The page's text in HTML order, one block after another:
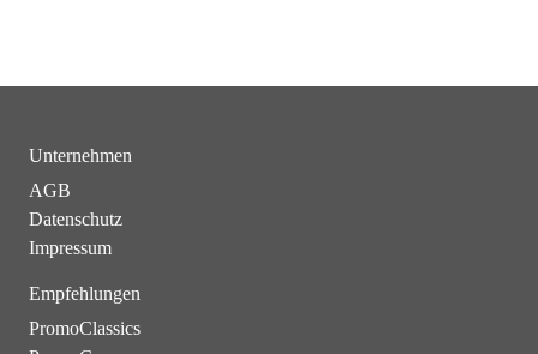
Unternehmen
AGB
Datenschutz
Impressum
Empfehlungen
PromoClassics